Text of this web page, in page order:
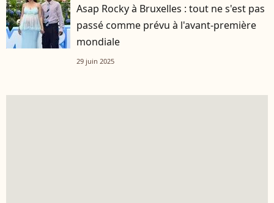
Asap Rocky à Bruxelles : tout ne s'est pas
passé comme prévu à l'avant-première
mondiale
29 juin 2025